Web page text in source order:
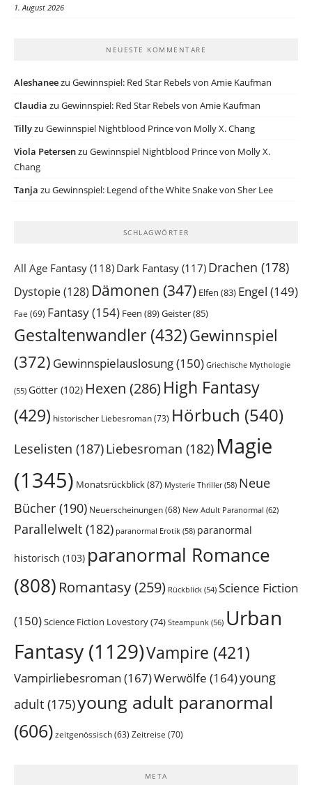
1. August 2026
NEUESTE KOMMENTARE
Aleshaneezu Gewinnspiel: Red Star Rebels von Amie Kaufman
Claudia zu Gewinnspiel: Red Star Rebels von Amie Kaufman
Tillyzu Gewinnspiel Nightblood Prince von Molly X. Chang
Viola Petersenzu Gewinnspiel Nightblood Prince von Molly X.
Chang
Tanja zu Gewinnspiel: Legend of the White Snake von Sher Lee
SCHLAGWÖRTER
All Age Fantasy (118) Dark Fantasy (117) Drachen (178)
Dystopie(128) Dämonen (347) Elfen (83) Engel (149)
Fae (69) Fantasy(154) Feen (89)Geister(85)
Gestaltenwandler (432)Gewinnspiel
(372) Gewinnspielauslosung(150) Griechische Mythologie
(55) Götter (102) Hexen (286) High Fantasy
(429) historischer Liebesroman(73) Hörbuch (540)
Leselisten (187)Liebesroman (182) Magie
(1345) Monatsrückblick(87) Mysterie Thriller(58) Neue
Bücher (190) Neuerscheinungen(68) New Adult Paranormal (62)
Parallelwelt (182) paranormal Erotik (58) paranormal
historisch (103) paranormal Romance
(808) Romantasy(259) Rückblick (54) Science Fiction
(150)Science Fiction Lovestory(74) Steampunk (56) Urban
Fantasy (1129)Vampire (421)
Vampirliebesroman (167)Werwölfe (164)young
adult (175)young adult paranormal
(606) zeitgenössisch (63) Zeitreise (70)
META